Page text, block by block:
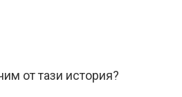
от тази история?